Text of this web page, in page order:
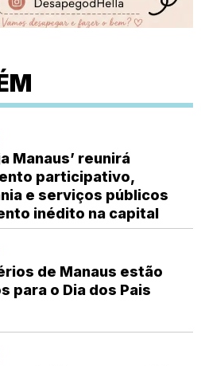
Manaus’ reunirá
participativo,
e serviços públicos
inédito na capital
de Manaus estão
para o Dia dos Pais